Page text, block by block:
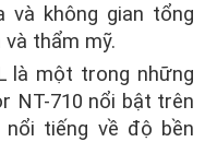
và không gian tổng
thẩm mỹ.
là một trong những
NT-710 nổi bật trên
tiếng về độ bền